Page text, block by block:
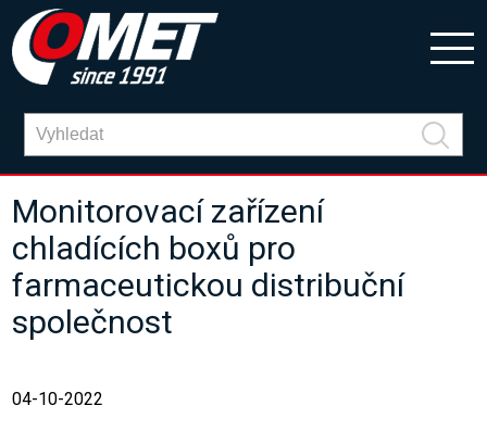
Monitorovací zařízení
chladících boxů pro
farmaceutickou distribuční
společnost
04-10-2022